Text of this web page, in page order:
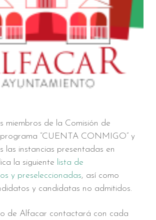
miembros de la Comisión de
“CUENTA CONMIGO” y
las instancias presentadas en
la siguiente lista de
y preseleccionadas, así como
y candidatas no admitidos.
de Alfacar contactará con cada